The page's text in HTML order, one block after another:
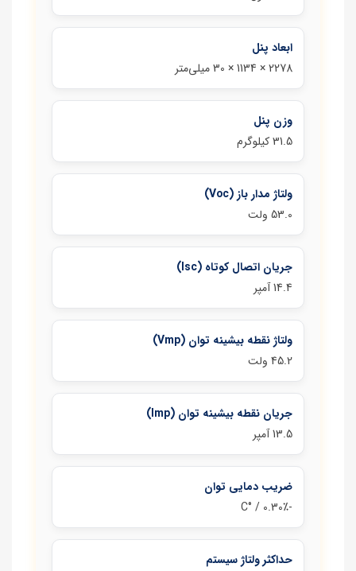
ابعاد پنل
2278 × 1134 × 30 میلی‌متر
وزن پنل
31.5 کیلوگرم
ولتاژ مدار باز (Voc)
53.0 ولت
جریان اتصال کوتاه (Isc)
14.4 آمپر
ولتاژ نقطه بیشینه توان (Vmp)
45.2 ولت
جریان نقطه بیشینه توان (Imp)
13.5 آمپر
ضریب دمایی توان
‑0.30٪ / °C
حداکثر ولتاژ سیستم